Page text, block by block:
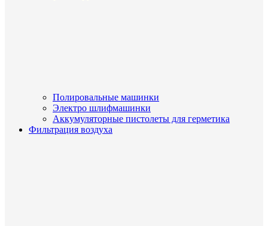
Полировальные машинки
Электро шлифмашинки
Аккумуляторные пистолеты для герметика
Фильтрация воздуха